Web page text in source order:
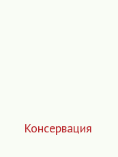
Консервация